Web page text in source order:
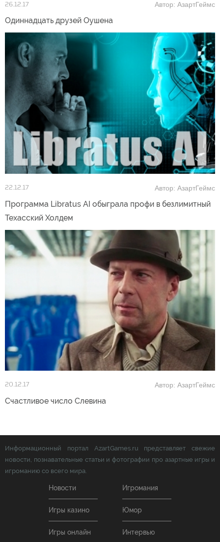
26.12.17 Автор: АзартГеймс
Одиннадцать друзей Оушена
22.12.17 Автор: АзартГеймс
Программа Libratus AI обыграла профи в безлимитный
Техасский Холдем
20.12.17 Автор: АзартГеймс
Счастливое число Слевина
Информационный портал AzartGames.ru представляет свежие
новости, познавательные статьи и фотографии про азартные игры и
игроманию со всего мира.
Новости Игромания
Игры казино Юмор
Игры онлайн Интервью